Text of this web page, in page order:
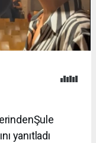
yanıtladı